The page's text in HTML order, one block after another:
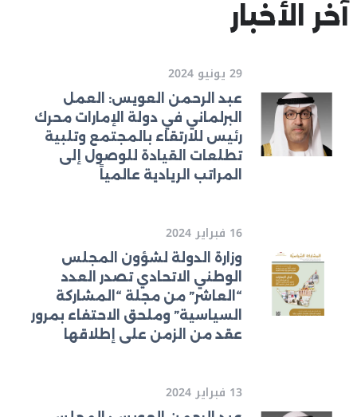
آخر الأخبار
29 يونيو 2024
عبد الرحمن العويس: العمل
البرلماني في دولة الإمارات محرك
رئيس للارتقاء بالمجتمع وتلبية
تطلعات القيادة للوصول إلى
المراتب الريادية عالمياً
16 فبراير 2024
وزارة الدولة لشؤون المجلس
الوطني الاتحادي تصدر العدد
“العاشر” من مجلة “المشاركة
السياسية” وملحق الاحتفاء بمرور
عقد من الزمن على إطلاقها
13 فبراير 2024